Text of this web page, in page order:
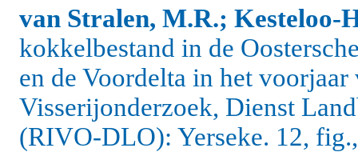
van Stralen, M.R.; Kesteloo-
kokkelbestand in de
en de Voordelta in het
Visserijonderzoek, Dienst
(RIVO-DLO): Yerseke. 12,